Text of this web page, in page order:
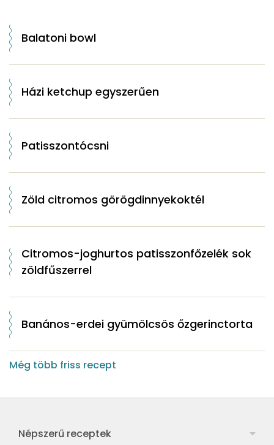
Balatoni bowl
Házi ketchup egyszerűen
Patisszontócsni
Zöld citromos görögdinnyekoktél
Citromos-joghurtos patisszonfőzelék sok
zöldfűszerrel
Banános-erdei gyümölcsös őzgerinctorta
Még több friss recept
Népszerű receptek